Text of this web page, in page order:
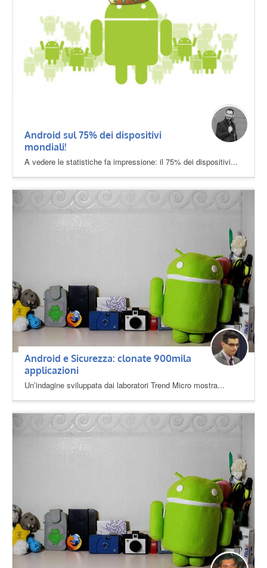
Android sul 75% dei dispositivi
mondiali!
A vedere le statistiche fa impressione: il 75% dei dispositivi...
Android e Sicurezza: clonate 900mila
applicazioni
Un’indagine sviluppata dai laboratori Trend Micro mostra...